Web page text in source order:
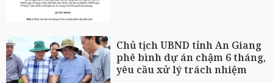
Chủ tịch UBND tỉnh An Giang
phê bình dự án chậm 6 tháng,
yêu cầu xử lý trách nhiệm